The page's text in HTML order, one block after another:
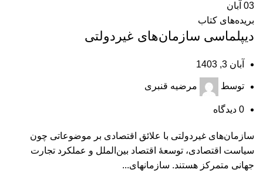
03 آبان
بریده‌های کتاب
ديپلماسی سازمان‏‌های غيردولتی
آبان 3, 1403
توسط مرضیه قنبری
0 دیدگاه
سازمان‌های غیردولتی با علائق اقتصادی بر موضوعاتی چون
سیاست اقتصادی، توسعۀ اقتصاد بین‌الملل و عملکرد تجارت
جهانی متمرکز هستند. سازمان‏های...